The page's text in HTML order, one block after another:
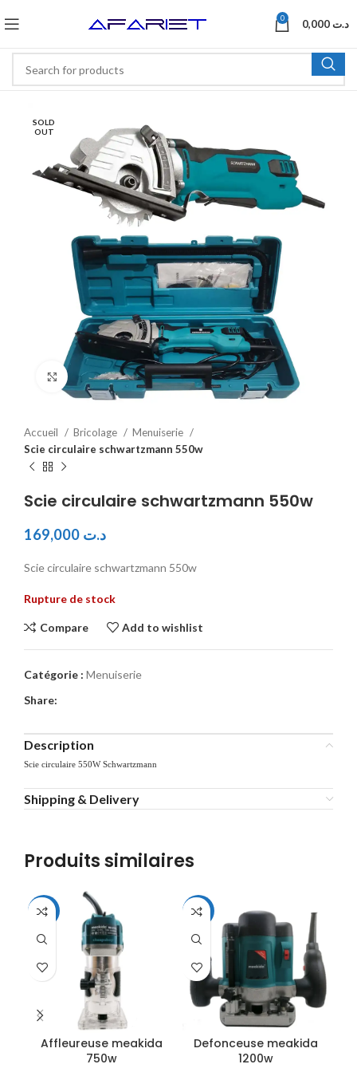
0 د.ت
SOLD
OUT
Click to enlarge
Accueil Bricolage
Menuiserie
Scie circulaire schwartzmann 550w
Scie circulaire schwartzmann 550w
د.ت
Scie circulaire schwartzmann 550w
Rupture de stock
Compare Add to wishlist
Catégorie : Menuiserie
Share:
Description
Scie circulaire 550W Schwartzmann
Shipping & Delivery
Produits similaires
-14%
Affleureuse meakida
750w
-7%
Defonceuse meakida
1200w